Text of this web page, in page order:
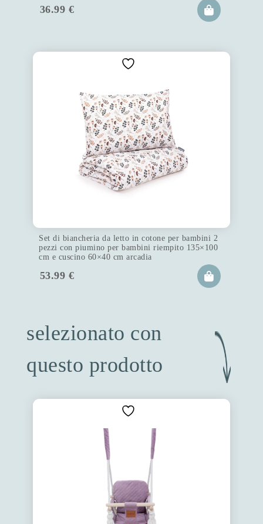
36.99 €
Set di biancheria da letto in cotone per bambini 2
pezzi con piumino per bambini riempito 135×100
cm e cuscino 60×40 cm arcadia
53.99 €
selezionato con
questo prodotto